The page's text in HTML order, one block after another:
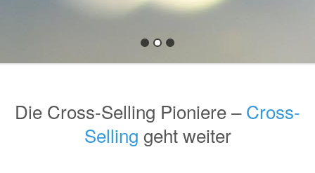
Die Cross-Selling Pioniere –Cross-
Selling geht weiter